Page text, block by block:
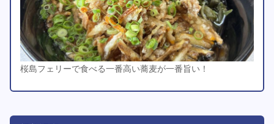
桜島フェリーで食べる一番高い蕎麦が一番旨い！